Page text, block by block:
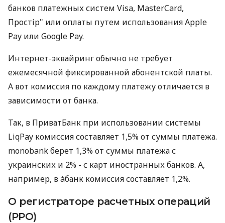
банков платежных систем Visa, MasterCard,
Простір" или оплаты путем использования Apple
Pay или Google Pay.
Интернет-эквайринг обычно не требует
ежемесячной фиксированной абонентской платы.
А вот комиссия по каждому платежу отличается в
зависимости от банка.
Так, в ПриватБанк при использовании системы
LiqPay комиссия составляет 1,5% от суммы платежа.
monobank берет 1,3% от суммы платежа с
украинских и 2% - с карт иностранных банков. А,
например, в àбанк комиссия составляет 1,2%.
О регистраторе расчетных операций
(РРО)